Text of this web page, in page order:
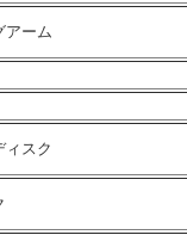
アーム
ィスク